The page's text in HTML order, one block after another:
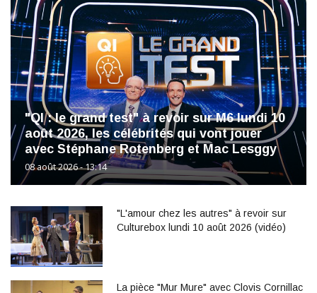
"QI : le grand test" à revoir sur M6 lundi 10
août 2026, les célébrités qui vont jouer
avec Stéphane Rotenberg et Mac Lesggy
08 août 2026 - 13:14
"L'amour chez les autres" à revoir sur
Culturebox lundi 10 août 2026 (vidéo)
La pièce "Mur Mure" avec Clovis Cornillac